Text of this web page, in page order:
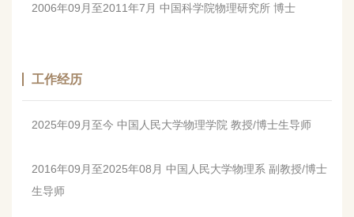
2006年09月至2011年7月 中国科学院物理研究所 博士
工作经历
2025年09月至今 中国人民大学物理学院 教授/博士生导师
2016年09月至2025年08月 中国人民大学物理系 副教授/博士
生导师